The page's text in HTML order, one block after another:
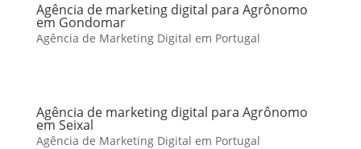
Agência de marketing digital para Agrônomo
em Gondomar
Agência de Marketing Digital em Portugal
Agência de marketing digital para Agrônomo
em Seixal
Agência de Marketing Digital em Portugal